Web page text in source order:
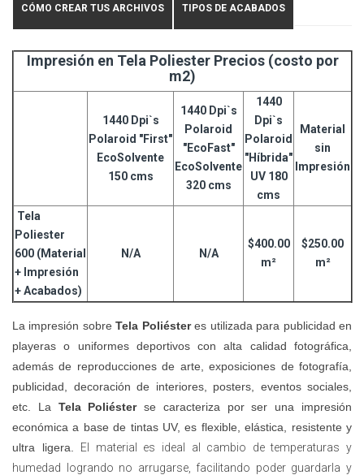
CÓMO CREAR TUS ARCHIVOS TIPOS DE ACABADOS
Impresión en Tela Poliester Precios (costo por
m2)
1440 Dpi`s
Polaroid "First"
EcoSolvente
150 cms
1440 Dpi`s
Polaroid
"EcoFast"
EcoSolvente
320 cms
1440
Dpi`s
Polaroid
"Híbrida"
UV 180
cms
Material
sin
Impresión
Tela
Poliester
600 (Material
+ Impresión
+ Acabados)
N/A N/A
$400.00
m²
$250.00
m²
La impresión sobreTela Poliésteres utilizada para publicidad en
playeras o uniformes deportivos con alta calidad fotográfica,
además de reproducciones de arte, exposiciones de fotografía,
publicidad, decoración de interiores, posters, eventos sociales,
etc. La Tela Poliésterse caracteriza por ser una impresión
económica a base de tintas UV, es flexible, elástica, resistente y
ultra ligera. El material es ideal al cambio de temperaturas y
humedad logrando no arrugarse, facilitando poder guardarla y